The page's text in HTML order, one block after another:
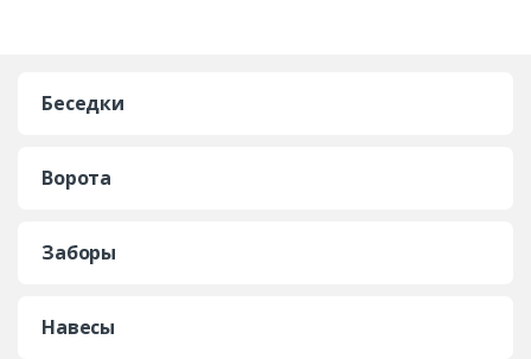
Беседки
Ворота
Заборы
Навесы